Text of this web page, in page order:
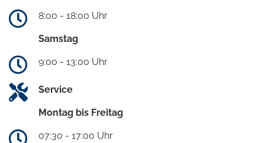
8:00 - 18:00 Uhr
Samstag
9:00 - 13:00 Uhr
Service
Montag bis Freitag
07:30 - 17:00 Uhr